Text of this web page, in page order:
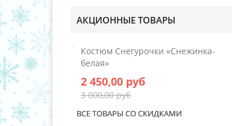
АКЦИОННЫЕ ТОВАРЫ
Костюм Снегурочки «Снежинка-
белая»
2 450,00 руб
3 000,00 руб
ВСЕ ТОВАРЫ СО СКИДКАМИ